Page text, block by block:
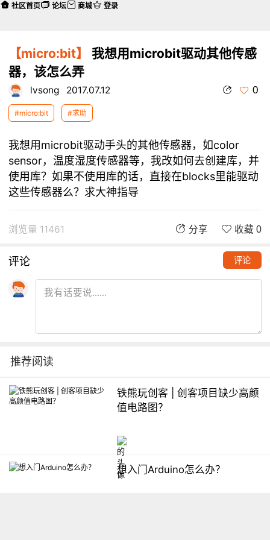
【micro:bit】
我想用microbit驱动其他传感
器，该怎么弄
lvsong 2017.07.12 0
#micro:bit #求助
我想用microbit驱动手头的其他传感器，如color
sensor，温度湿度传感器等，我改如何去创建库，并
使用库？如果不使用库的话，直接在blocks里能驱动
这些传感器么？求大神指导
浏览量 11461 分享 收藏 0
评论 评论
推荐阅读
铁熊玩创客 | 创客项目缺少高颜
值电路图？
想入门Arduino怎么办？
社区首页 论坛 商城 登录